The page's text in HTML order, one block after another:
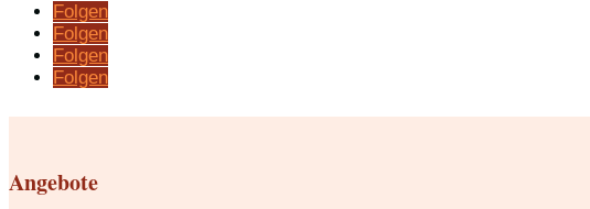
Folgen
Folgen
Folgen
Folgen
Angebote